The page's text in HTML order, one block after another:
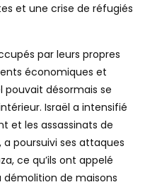
et une crise de réfugiés
par leurs propres
économiques et
pouvait désormais se
Israël a intensifié
et les assassinats de
poursuivi ses attaques
ce qu’ils ont appelé
démolition de maisons